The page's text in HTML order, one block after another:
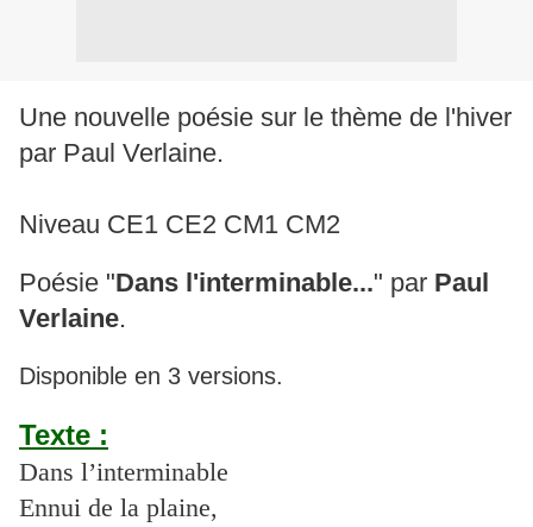
Une nouvelle poésie sur le thème de l'hiver
par Paul Verlaine.
Niveau CE1 CE2 CM1 CM2
Poésie "Dans l'interminable..." par Paul
Verlaine.
Disponible en 3 versions.
Texte :
Dans l’interminable
Ennui de la plaine,